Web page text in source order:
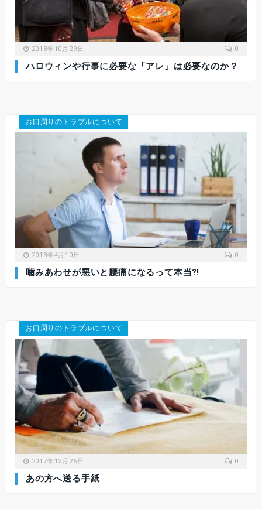
2018年10月29日 0
ハロウィンや行事に必要な「アレ」は必要なのか？
お口周りのトラブルについて
2018年4月10日 0
噛みあわせが悪いと腰痛になるって本当⁈
お口周りのトラブルについて
2017年12月26日 0
あの方へ送る手紙